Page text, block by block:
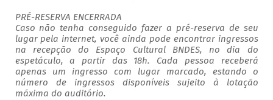
PRÉ-RESERVA ENCERRADA
Caso não tenha conseguido fazer a pré-reserva de seu
lugar pela internet, você ainda pode encontrar ingressos
na recepção do Espaço Cultural BNDES, no dia do
espetáculo, a partir das 18h. Cada pessoa receberá
apenas um ingresso com lugar marcado, estando o
número de ingressos disponíveis sujeito à lotação
máxima do auditório.